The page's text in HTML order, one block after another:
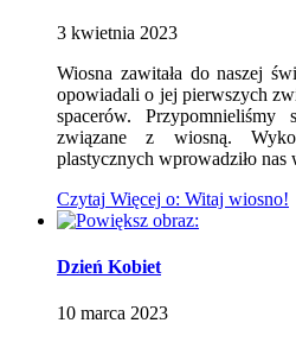
3 kwietnia 2023
Wiosna zawitała do naszej
opowiadali o jej pierwszych
spacerów.
związane z wiosną.
plastycznych wprowadziło nas
Czytaj Więcej o: Witaj wiosno!
Dzień Kobiet
10 marca 2023